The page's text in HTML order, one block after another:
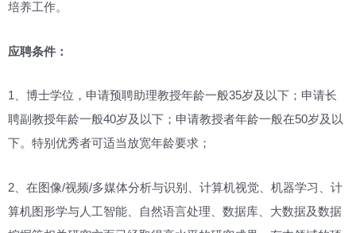
培养工作。
应聘条件：
1、博士学位，申请预聘助理教授年龄一般35岁及以下；申请长
聘副教授年龄一般40岁及以下；申请教授者年龄一般在50岁及以
下。特别优秀者可适当放宽年龄要求；
2、在图像/视频/多媒体分析与识别、计算机视觉、机器学习、计
算机图形学与人工智能、自然语言处理、数据库、大数据及数据